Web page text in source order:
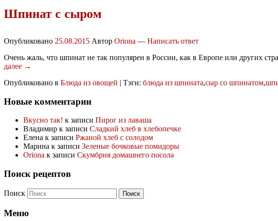
Шпинат с сыром
Опубликовано 25.08.2015 Автор Oriona — Написать ответ
Очень жаль, что шпинат не так популярен в России, как в Европе или других
далее →
Опубликовано в Блюда из овощей | Тэги: блюда из шпината,сыр со шпинатом,
Новые комментарии
Вкусно так! к записи Пирог из лаваша
Владимир к записи Сладкий хлеб в хлебопечке
Елена к записи Ржаной хлеб с солодом
Марина к записи Зеленые бочковые помидоры
Oriona к записи Скумбрия домашнего посола
Поиск рецептов
Поиск
Меню